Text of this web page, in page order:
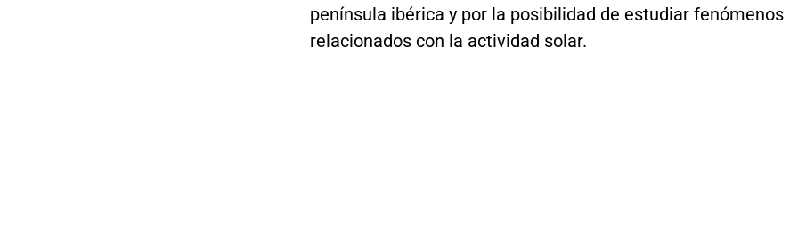
península ibérica y por la posibilidad de estudiar fenómenos
relacionados con la actividad solar.